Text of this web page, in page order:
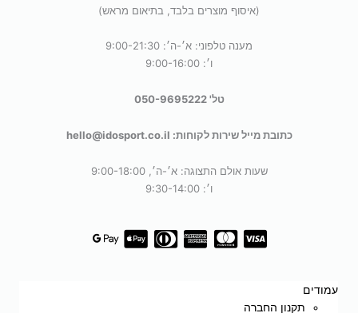
(איסוף מוצרים בלבד, בתיאום מראש)
מענה טלפוני: א׳-ה׳: 9:00-21:30
ו׳: 9:00-16:00
טל' 050-9695222
כתובת מייל שירות לקוחות: hello@idosport.co.il
שעות אולם התצוגה: א׳-ה׳, 9:00-18:00
ו׳: 9:30-14:00
עמודים
תקנון החברה